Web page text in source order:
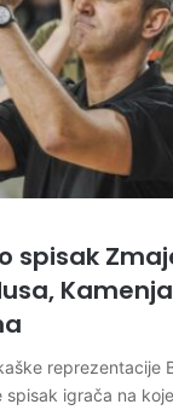
spisak
reprezentacije
spisak igrača na